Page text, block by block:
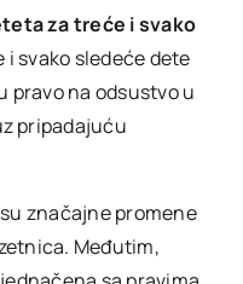
za treće i svako
i svako sledeće dete
pravo na odsustvo u
pripadajuću
značajne promene
Međutim,